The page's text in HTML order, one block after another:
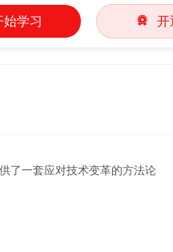
始学习  开
了一套应对技术变革的方法论